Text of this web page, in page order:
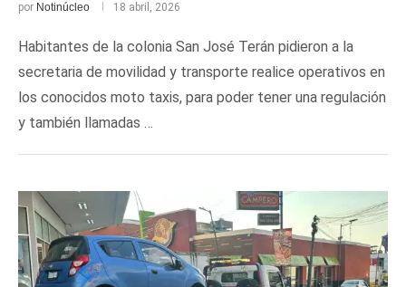
por Notinúcleo 18 abril, 2026
Habitantes de la colonia San José Terán pidieron a la
secretaria de movilidad y transporte realice operativos en
los conocidos moto taxis, para poder tener una regulación
y también llamadas …